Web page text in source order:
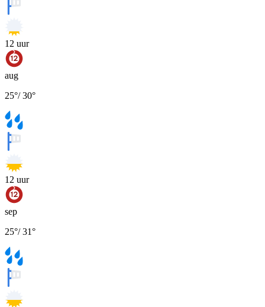
12 uur
aug
25°/30°
12 uur
sep
25°/31°